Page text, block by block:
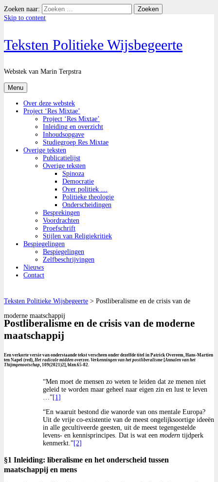
Zoeken naar:
Skip to content
Teksten Politieke Wijsbegeerte
Webstek van Marin Terpstra
Menu
Over deze webstek
Project ‘Res Mixtae’
Project ‘Res Mixtae’
Inleiding en overzicht
Inhoudsopgave
Studiegroep Res Mixtae
Overige teksten
Publicatielijst
Overige teksten
Spinoza
Democratie
Over politiek …
Politieke theologie
Onderscheidingen
Besprekingen
Voordrachten
Proefschrift
Stijlen van Religiekritiek
Bespiegelingen
Bespiegelingen
Zelfbeschrijvingen
Nieuws
Contact
Teksten Politieke Wijsbegeerte > Postliberalisme en de crisis van de
moderne maatschappij
Postliberalisme en de crisis van de moderne
maatschappij
Een verkorte versie van onderstaande tekst verscheen onder dezelfde titel in Patrick Overeem, Hans-Martien
ten Napel (red), Het radicale midden overzee. Verkenningen van het postliberalisme [Annalen van het
Thijmgenootschap, 109(2021)2], blzn.65-82.
“Men moet de mensen zo weten te leiden dat ze menen niet
geleid te worden maar geheel naar eigen zin en lust te leven
…”[1]
“En waaruit bestond die wanorde van ons mentale Europa?
Uit de vrije co-existentie van de meest ongelijksoortige ideeën
in alle gecultiveerde geesten, uit de meest tegengestelde
levens- en kennisprincipes. Dat is wat een modern tijdperk
kenmerkt.”[2]
§1 Inleiding: liberalisme en het onderscheid tussen
maatschappij en mens